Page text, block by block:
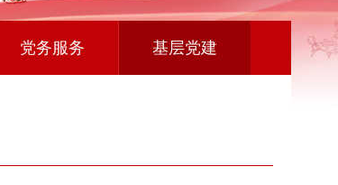
党务服务 基层党建